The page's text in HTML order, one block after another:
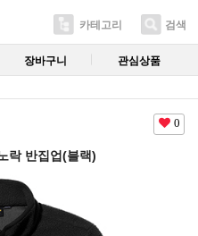
카테고리 검색
장바구니 관심상품
0
락 반집업(블랙)